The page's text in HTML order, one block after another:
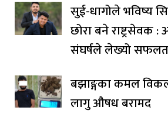
सुई-धागोले भविष्य
छोरा बने राष्ट्रसेवक
संघर्षले लेख्यो
बझाङ्गका कमल
लागु औषध बरामद